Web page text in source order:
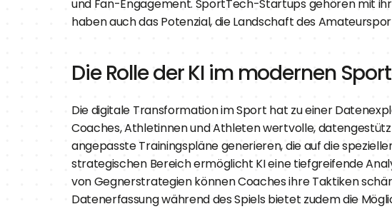
und Fan-Engagement. SportTech-Startups gehören mit
haben auch das Potenzial, die Landschaft des
Die Rolle der KI im modernen
Die digitale Transformation im Sport hat zu einer
Coaches, Athletinnen und Athleten wertvolle,
angepasste Trainingspläne generieren, die auf die
strategischen Bereich ermöglicht KI eine tiefgreifende
von Gegnerstrategien können Coaches ihre Taktiken
Datenerfassung während des Spiels bietet zudem die